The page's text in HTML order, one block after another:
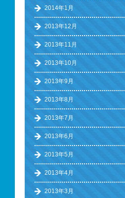
2014年1月
2013年12月
2013年11月
2013年10月
2013年9月
2013年8月
2013年7月
2013年6月
2013年5月
2013年4月
2013年3月